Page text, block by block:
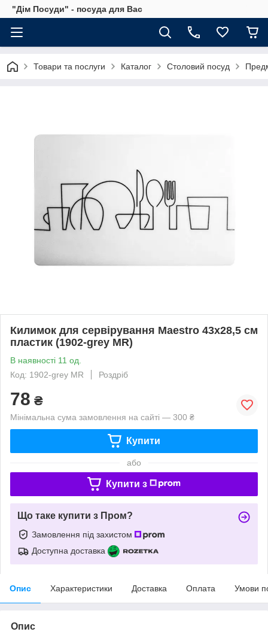
"Дім Посуди" - посуда для Вас
Товари та послуги Каталог Столовий посуд
Килимок для сервірування Maestro 43х28,5 см
пластик (1902-grey MR)
В наявності 11 од.
Код: 1902-grey MR
Роздріб
78 ₴
Мінімальна сума замовлення на сайті — 300 ₴
Купити
або
Купити з
Що таке купити з Пром?
Замовлення під захистом
Доступна доставка
Опис Характеристики Доставка Оплата Умови
Опис